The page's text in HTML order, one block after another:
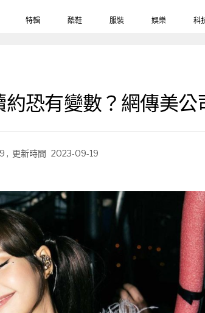
特輯 酷鞋 服裝 娛樂 科
約恐有變數？網傳美
, 更新時間 2023-09-19